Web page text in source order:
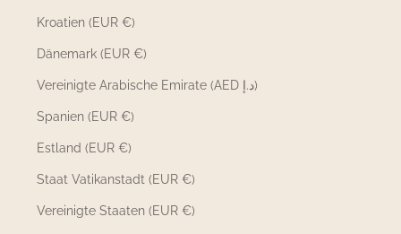
Kroatien (EUR €)
Dänemark (EUR €)
Vereinigte Arabische Emirate (AED د.إ)
Spanien (EUR €)
Estland (EUR €)
Staat Vatikanstadt (EUR €)
Vereinigte Staaten (EUR €)